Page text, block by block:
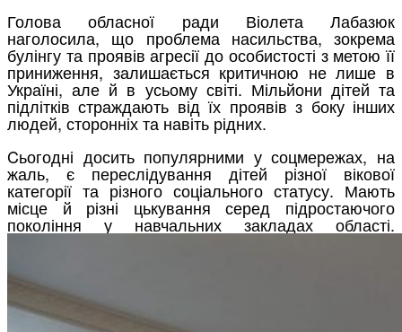
Голова обласної ради Віолета Лабазюк
наголосила, що проблема насильства, зокрема
булінгу та проявів агресії до особистості з метою її
приниження, залишається критичною не лише в
Україні, але й в усьому світі. Мільйони дітей та
підлітків страждають від їх проявів з боку інших
людей, сторонніх та навіть рідних.
Cьогодні досить популярними у соцмережах, на
жаль, є переслідування дітей різної вікової
категорії та різного соціального статусу. Мають
місце й різні цькування серед підростаючого
покоління у навчальних закладах області.